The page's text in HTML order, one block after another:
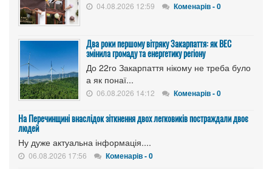
04.08.2026 12:59 Коменарів - 0
Два роки першому вітряку Закарпаття: як ВЕС
змінила громаду та енергетику регіону
До 22го Закарпаття нікому не треба було
а як понаї...
06.08.2026 14:12 Коменарів - 0
На Перечинщині внаслідок зіткнення двох легковиків постраждали двоє
людей
Ну дуже актуальна інформація....
06.08.2026 17:56 Коменарів - 0